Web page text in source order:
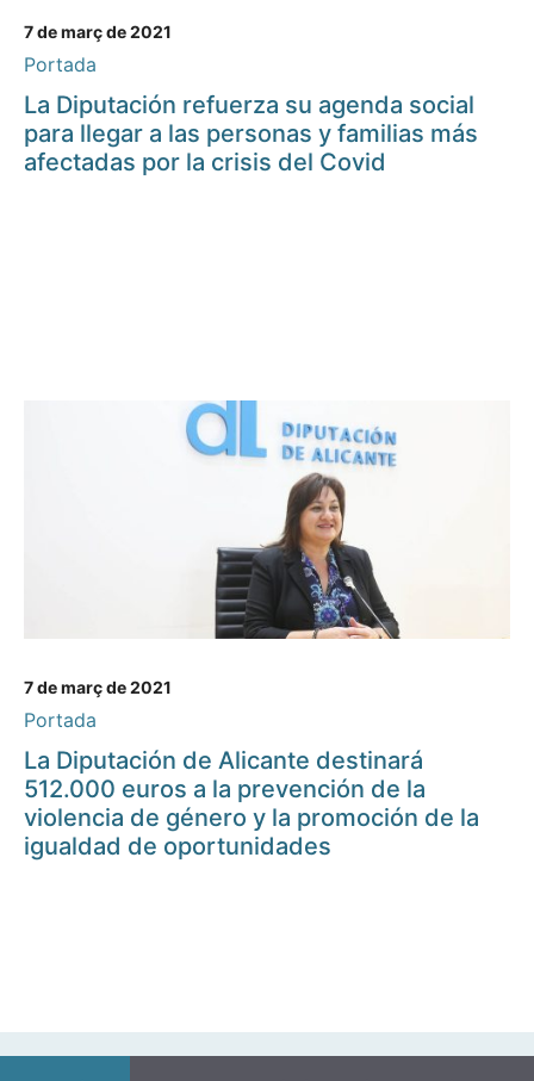
7 de març de 2021
Portada
La Diputación refuerza su agenda social
para llegar a las personas y familias más
afectadas por la crisis del Covid
7 de març de 2021
Portada
La Diputación de Alicante destinará
512.000 euros a la prevención de la
violencia de género y la promoción de la
igualdad de oportunidades